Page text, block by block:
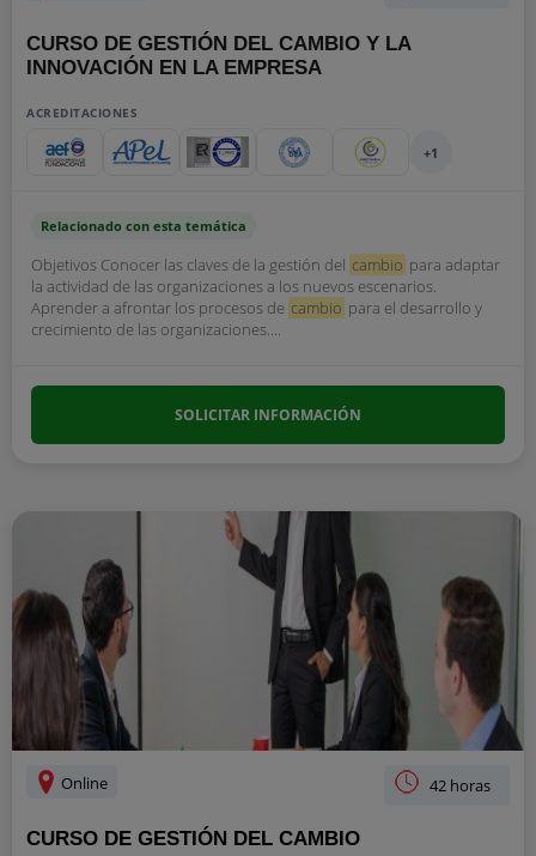
CURSO DE GESTIÓN DEL CAMBIO Y LA
INNOVACIÓN EN LA EMPRESA
ACREDITACIONES
+1
Relacionado con esta temática
Objetivos Conocer las claves de la gestión del cambio para adaptar
la actividad de las organizaciones a los nuevos escenarios.
Aprender a afrontar los procesos de cambio para el desarrollo y
crecimiento de las organizaciones....
SOLICITAR INFORMACIÓN
Online 42 horas
CURSO DE GESTIÓN DEL CAMBIO